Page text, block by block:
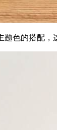
色的搭配，